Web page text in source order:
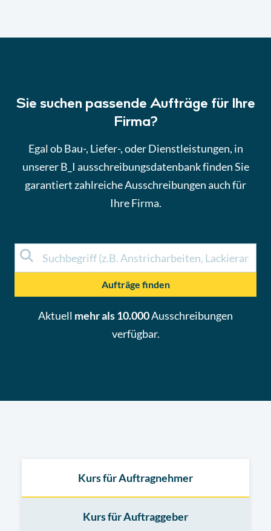
Sie suchen passende Aufträge für Ihre
Firma?
Egal ob Bau-, Liefer-, oder Dienstleistungen, in
unserer B_I ausschreibungsdatenbank finden Sie
garantiert zahlreiche Ausschreibungen auch für
Ihre Firma.
Aufträge finden
Aktuell mehr als 10.000Ausschreibungen
verfügbar.
Kurs für Auftragnehmer
Kurs für Auftraggeber